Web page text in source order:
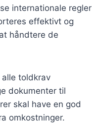
internationale regler
effektivt og
håndtere de
toldkrav
dokumenter til
skal have en god
omkostninger.